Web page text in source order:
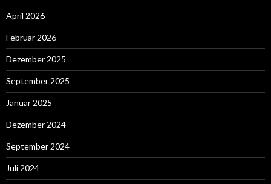
April 2026
Februar 2026
Dezember 2025
September 2025
Januar 2025
Dezember 2024
September 2024
Juli 2024